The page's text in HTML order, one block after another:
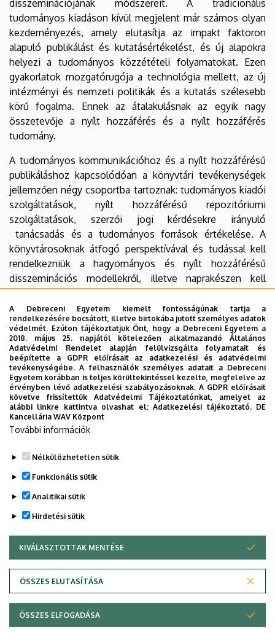
disszeminációjának módszereit. A tradicionális
tudományos kiadáson kívül megjelent már számos olyan
kezdeményezés, amely elutasítja az impakt faktoron
alapuló publikálást és kutatásértékelést, és új alapokra
helyezi a tudományos közzétételi folyamatokat. Ezen
gyakorlatok mozgatórugója a technológia mellett, az új
intézményi és nemzeti politikák és a kutatás szélesebb
körű fogalma. Ennek az átalakulásnak az egyik nagy
összetevője a nyílt hozzáférés és a nyílt hozzáférés
tudomány.
A tudományos kommunikációhoz és a nyílt hozzáférésű
publikáláshoz kapcsolódóan a könyvtári tevékenységek
jellemzően négy csoportba tartoznak: tudományos kiadói
szolgáltatások, nyílt hozzáférésű repozitóriumi
szolgáltatások, szerzői jogi kérdésekre irányuló
tanácsadás és a tudományos források értékelése. A
könyvtárosoknak átfogó perspektívával és tudással kell
rendelkezniük a hagyományos és nyílt hozzáférésű
disszeminációs modellekről, illetve naprakészen kell
lenniük a változó kommunikációs kérdésekben. Az
előadás összefoglalja, hogy a nyílt tudomány
megerősödésével hogyan változnak a könyvtárosi
szerepkörök és milyen kompetenciák szükségesek
ahhoz, hogy a változó kutatás támogatási igényekre a
könyvtárosok eredményesen tudjanak reagálni.
Legutóbbi frissítés: 2023. 02. 23. 11:48
Adatvédelem
Copyright © 2026 Unideb
A Debreceni Egyetem kiemelt fontosságúnak tartja a
rendelkezésére bocsátott, illetve birtokába jutott személyes adatok
védelmét. Ezúton tájékoztatjuk Önt, hogy a Debreceni Egyetem a
2018. május 25. napjától kötelezően alkalmazandó Általános
Adatvédelmi Rendelet alapján felülvizsgálta folyamatait és
beépítette a GDPR előírásait az adatkezelési és adatvédelmi
tevékenységébe. A felhasználók személyes adatait a Debreceni
Egyetem korábban is teljes körültekintéssel kezelte, megfelelve az
érvényben lévő adatkezelési szabályozásoknak. A GDPR előírásait
követve frissítettük Adatvédelmi Tájékoztatónkat, amelyet az
alábbi linkre kattintva olvashat el:Adatkezelési tájékoztató. DE
Kancellária WAV Központ
További információk
Nélkülözhetetlen sütik
Funkcionális sütik
Analitikai sütik
Hirdetési sütik
KIVÁLASZTOTTAK MENTÉSE
ÖSSZES ELUTASÍTÁSA
WITHDRAW CONSENT
ÖSSZES ELFOGADÁSA